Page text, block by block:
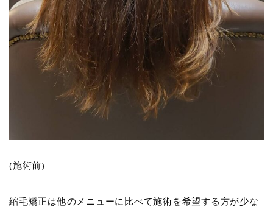
(施術前)
縮毛矯正は他のメニューに比べて施術を希望する方が少な